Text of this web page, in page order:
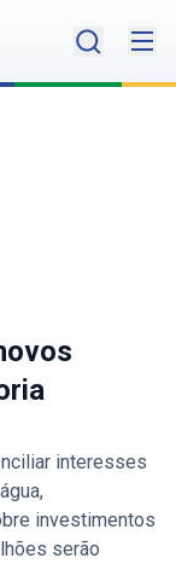
interesses
investimentos
serão